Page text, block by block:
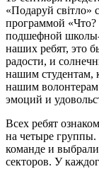
«Подаруй світло»
программой «Что?
подшефной
наших ребят, это
радости, и
нашим студентам,
нашим
эмоций и
Всех ребят
на четыре группы.
команде и
секторов. У